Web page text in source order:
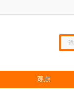
观点